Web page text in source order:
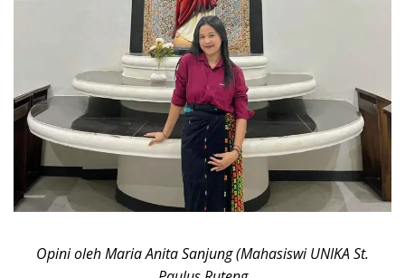
Opini oleh Maria Anita Sanjung (Mahasiswi UNIKA St.